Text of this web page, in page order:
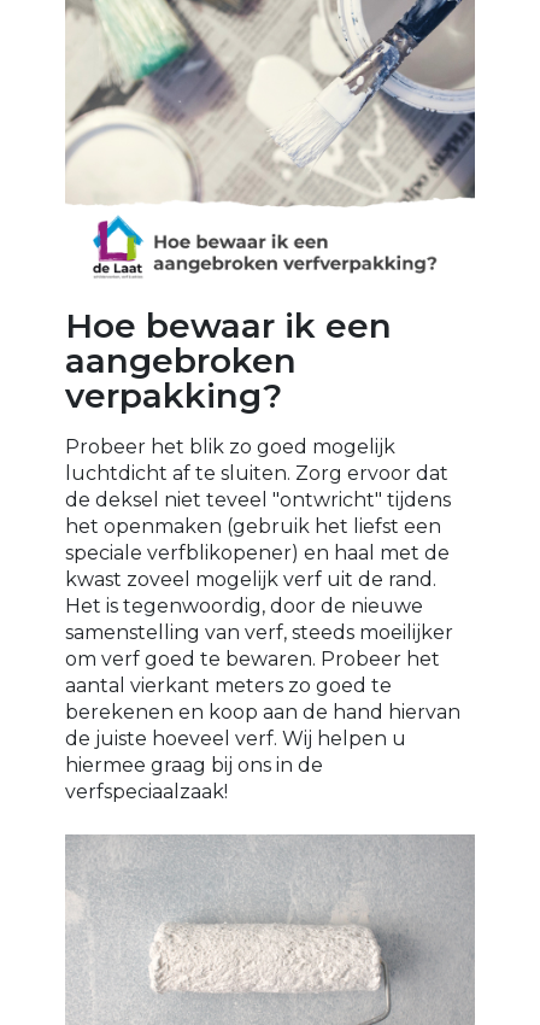
Hoe bewaar ik een
aangebroken
verpakking?
Probeer het blik zo goed mogelijk
luchtdicht af te sluiten. Zorg ervoor dat
de deksel niet teveel "ontwricht" tijdens
het openmaken (gebruik het liefst een
speciale verfblikopener) en haal met de
kwast zoveel mogelijk verf uit de rand.
Het is tegenwoordig, door de nieuwe
samenstelling van verf, steeds moeilijker
om verf goed te bewaren. Probeer het
aantal vierkant meters zo goed te
berekenen en koop aan de hand hiervan
de juiste hoeveel verf. Wij helpen u
hiermee graag bij ons in de
verfspeciaalzaak!